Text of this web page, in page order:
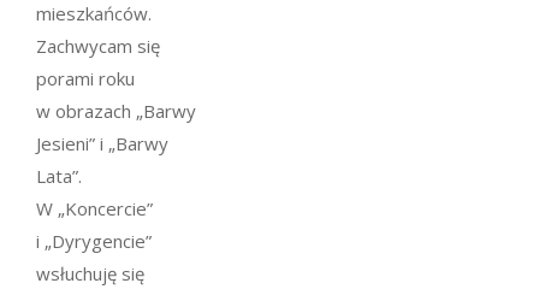
mieszkańców.
Zachwycam się
porami roku
w obrazach „Barwy
Jesieni” i „Barwy
Lata”.
W „Koncercie”
i „Dyrygencie”
wsłuchuję się